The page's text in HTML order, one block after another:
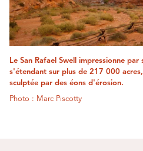
Le San Rafael Swell impressionne
s'étendant sur plus de 217 000
sculptée par des éons d'érosion.
Photo : Marc Piscotty